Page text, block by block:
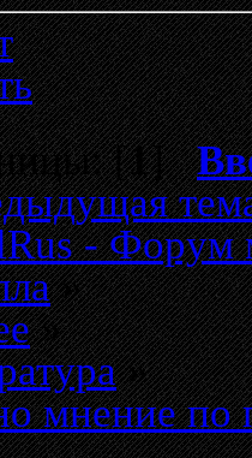
[1]
- Форум
»
»
»
мнение по